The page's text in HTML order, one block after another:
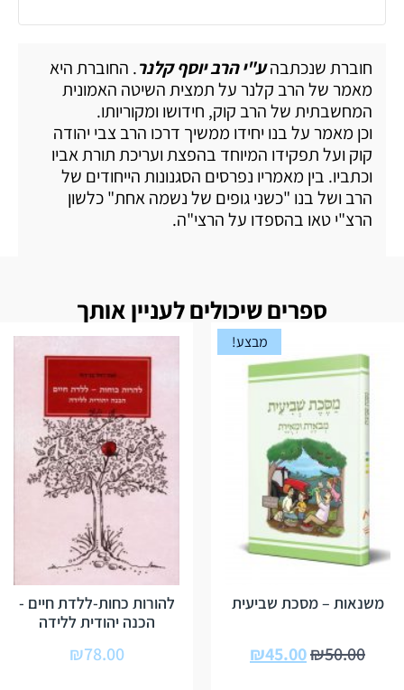
חוברת שנכתבהע"י הרב יוסף קלנר. החוברת היא
מאמר של הרב קלנר על תמצית השיטה האמונית
המחשבתית של הרב קוק, חידושו ומקוריותו.
וכן מאמר על בנו יחידו ממשיך דרכו הרב צבי יהודה
קוק ועל תפקידו המיוחד בהפצת ועריכת תורת אביו
וכתביו. בין מאמריו נפרסים הסגנונות הייחודים של
הרב ושל בנו "כשני גופים של נשמה אחת" כלשון
הרצ"י טאו בהספדו על הרצי"ה.
ספרים שיכולים לעניין אותך
מבצע!
משנאות – מסכת שביעית
₪50.00
₪45.00
להורות כחות-ללדת חיים -
הכנה יהודית ללידה
₪78.00